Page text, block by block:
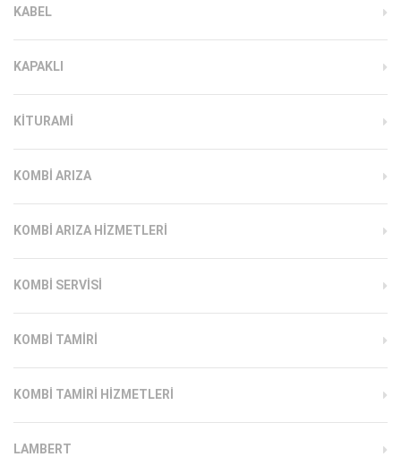
KABEL
KAPAKLI
KITURAMI
KOMBI ARIZA
KOMBI ARIZA HIZMETLERI
KOMBI SERVISI
KOMBI TAMIRI
KOMBI TAMIRI HIZMETLERI
LAMBERT